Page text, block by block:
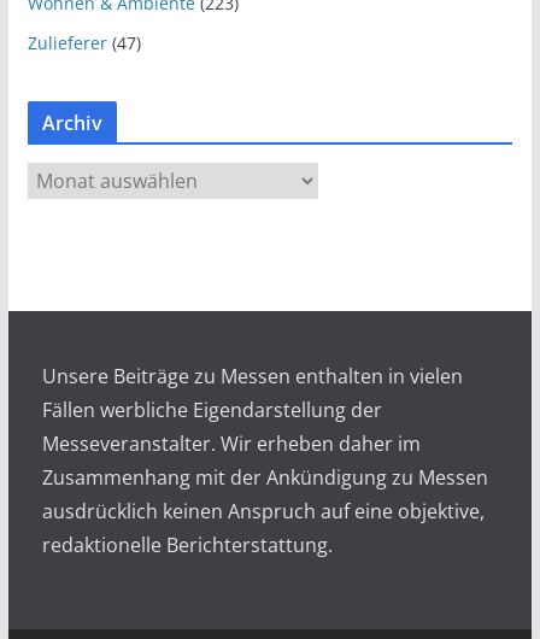
Zulieferer(47)
Archiv
Unsere Beiträge zu Messen enthalten in vielen
Fällen werbliche Eigendarstellung der
Messeveranstalter. Wir erheben daher im
Zusammenhang mit der Ankündigung zu Messen
ausdrücklich keinen Anspruch auf eine objektive,
redaktionelle Berichterstattung.